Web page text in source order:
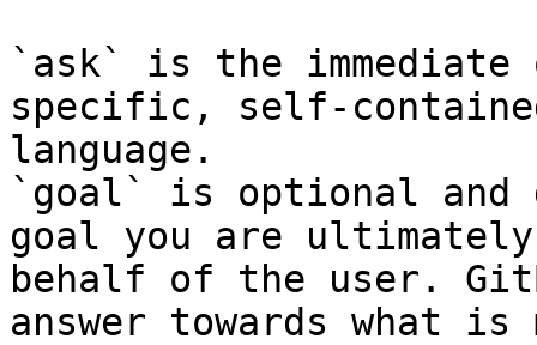
`ask` is the
specific, self-
language.
`goal` is optional and
goal you are
behalf of the user.
answer towards what